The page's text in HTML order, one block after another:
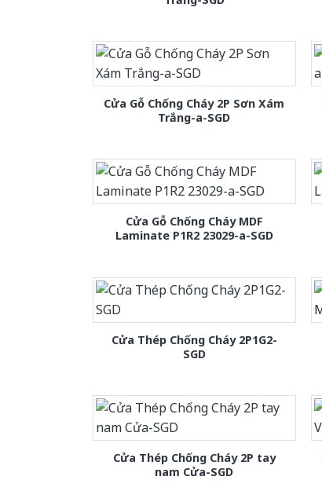
Cửa Gỗ Chống Cháy 2P Sơn Xám
Trắng-a-SGD
Cửa Gỗ Chống Cháy MDF
Laminate P1R2 23029-a-SGD
Cửa Thép Chống Cháy 2P1G2-
SGD
Cửa Thép Chống Cháy 2P tay
nam Cửa-SGD